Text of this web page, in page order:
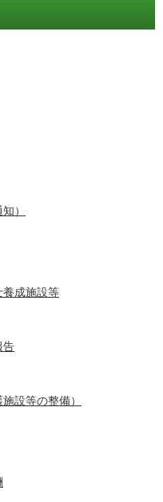
）
養成施設等
告
設等の整備）